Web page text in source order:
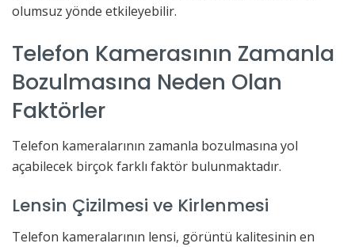
olumsuz yönde etkileyebilir.
Telefon Kamerasının Zamanla
Bozulmasına Neden Olan
Faktörler
Telefon kameralarının zamanla bozulmasına yol
açabilecek birçok farklı faktör bulunmaktadır.
Lensin Çizilmesi ve Kirlenmesi
Telefon kameralarının lensi, görüntü kalitesinin en